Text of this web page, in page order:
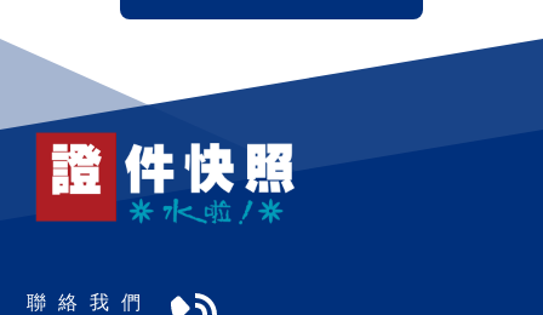
聯 絡 我 們